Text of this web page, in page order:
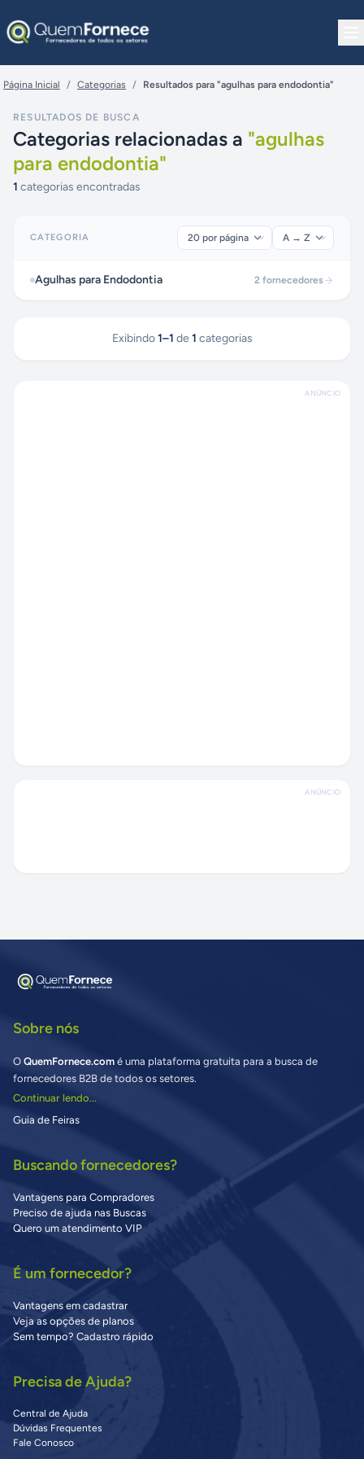
Página Inicial / Categorias / Resultados para "agulhas para endodontia"
RESULTADOS DE BUSCA
Categorias relacionadas a "agulhas
para endodontia"
1 categorias encontradas
CATEGORIA
Agulhas para Endodontia 2 fornecedores
Exibindo 1–1 de 1 categorias
ANÚNCIO
ANÚNCIO
Sobre nós
O QuemFornece.com é uma plataforma gratuita para a busca de
fornecedores B2B de todos os setores.
Continuar lendo...
Guia de Feiras
Buscando fornecedores?
Vantagens para Compradores
Preciso de ajuda nas Buscas
Quero um atendimento VIP
É um fornecedor?
Vantagens em cadastrar
Veja as opções de planos
Sem tempo? Cadastro rápido
Precisa de Ajuda?
Central de Ajuda
Dúvidas Frequentes
Fale Conosco